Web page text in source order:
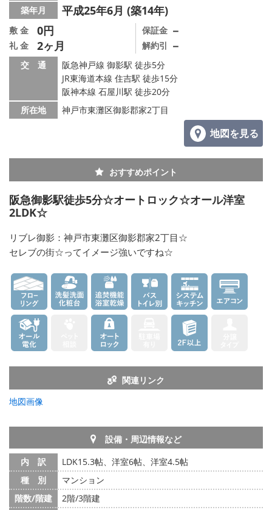
築年月 平成25年6月 (築14年)
敷 金 0円
礼 金 2ヶ月
保証金 －
解約引 －
交 通
阪急神戸線 御影駅 徒歩5分
JR東海道本線 住吉駅 徒歩15分
阪神本線 石屋川駅 徒歩20分
所在地
神戸市東灘区御影郡家2丁目
地図を見る
おすすめポイント
阪急御影駅徒歩5分☆オートロック☆オール洋室
2LDK☆
リブレ御影：神戸市東灘区御影郡家2丁目☆
セレブの街☆ってイメージ強いですね☆
関連リンク
地図画像
設備・周辺情報など
内 訳
LDK15.3帖、洋室6帖、洋室4.5帖
種 別
マンション
階数/階建
2階/3階建